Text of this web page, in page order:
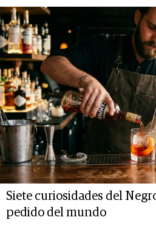
Siete curiosidades del
pedido del mundo